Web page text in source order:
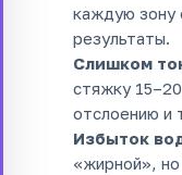
каждую зону
результаты.
Слишком
стяжку
отслоению
Избыток
«жирной», но